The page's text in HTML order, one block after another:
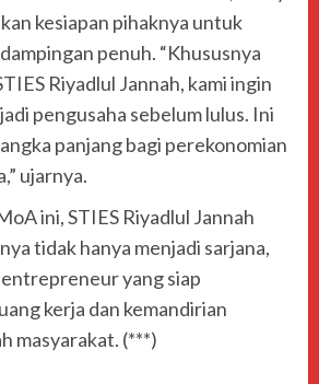
kesiapan pihaknya untuk
penuh. “Khususnya
Riyadlul Jannah, kami ingin
pengusaha sebelum lulus. Ini
panjang bagi perekonomian
ujarnya.
ini, STIES Riyadlul Jannah
tidak hanya menjadi sarjana,
yang siap
kerja dan kemandirian
masyarakat. (***)